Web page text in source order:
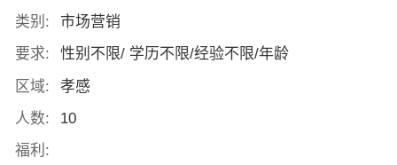
类别:
市场营销
要求:
性别不限/ 学历不限/经验不限/年龄
区域:
孝感
人数:
10
福利: